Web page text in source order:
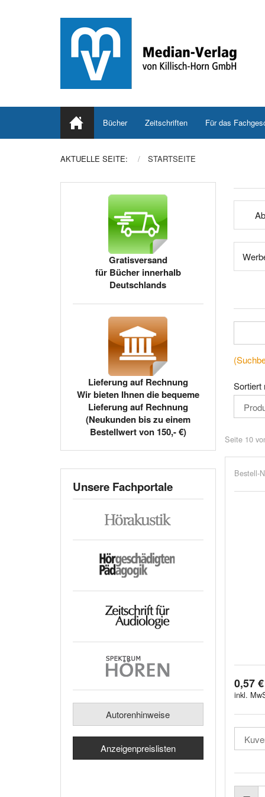
Bücher Zeitschriften Für das
AKTUELLE SEITE: STARTSEITE
Sortiert
Seite 10
Bestell-
0,57 €
inkl.
Gratisversand
für Bücher innerhalb
Deutschlands
Lieferung auf Rechnung
Wir bieten Ihnen die bequeme
Lieferung auf Rechnung
(Neukunden bis zu einem
Bestellwert von 150,- €)
Unsere Fachportale
Autorenhinweise
Anzeigenpreislisten